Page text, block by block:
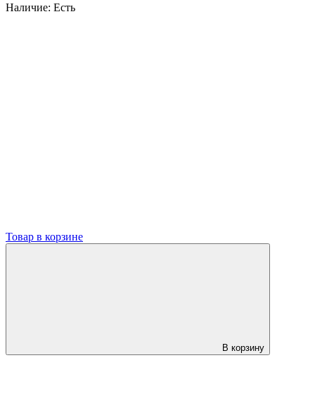
Наличие: Есть
Товар в корзине
В корзину